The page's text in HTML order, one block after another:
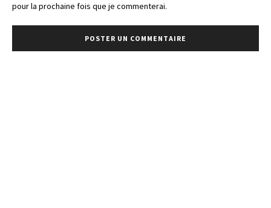
pour la prochaine fois que je commenterai.